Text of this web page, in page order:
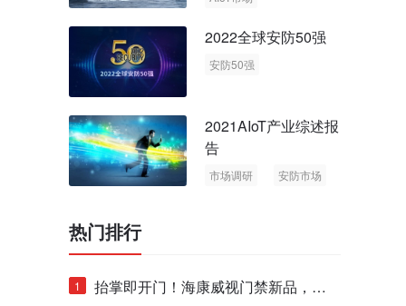
2022全球安防50强
安防50强
2021AIoT产业综述报
告
市场调研
安防市场
热门排行
1
抬掌即开门！海康威视门禁新品，不